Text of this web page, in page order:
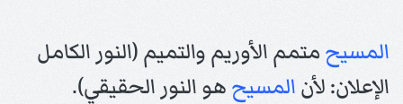
المسيحمتمم الأوريم والتميم (النور الكامل
الإعلان: لأنالمسيحهو النور الحقيقي).